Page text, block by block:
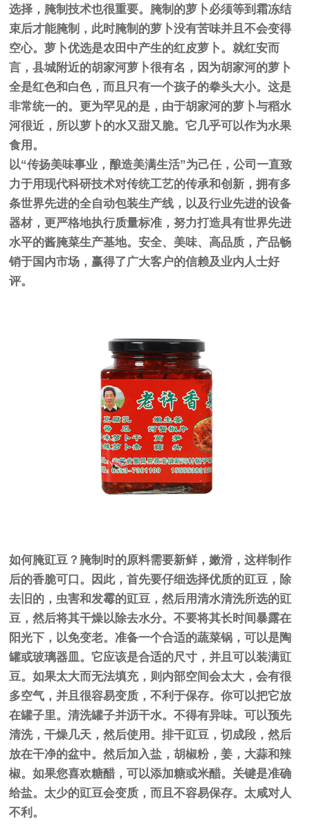
选择，腌制技术也很重要。腌制的萝卜必须等到霜冻结
束后才能腌制，此时腌制的萝卜没有苦味并且不会变得
空心。萝卜优选是农田中产生的红皮萝卜。就红安而
言，县城附近的胡家河萝卜很有名，因为胡家河的萝卜
全是红色和白色，而且只有一个孩子的拳头大小。这是
非常统一的。更为罕见的是，由于胡家河的萝卜与稻水
河很近，所以萝卜的水又甜又脆。它几乎可以作为水果
食用。
以“传扬美味事业，酿造美满生活”为己任，公司一直致
力于用现代科研技术对传统工艺的传承和创新，拥有多
条世界先进的全自动包装生产线，以及行业先进的设备
器材，更严格地执行质量标准，努力打造具有世界先进
水平的酱腌菜生产基地。安全、美味、高品质，产品畅
销于国内市场，赢得了广大客户的信赖及业内人士好
评。
如何腌豇豆？腌制时的原料需要新鲜，嫩滑，这样制作
后的香脆可口。因此，首先要仔细选择优质的豇豆，除
去旧的，虫害和发霉的豇豆，然后用清水清洗所选的豇
豆，然后将其干燥以除去水分。不要将其长时间暴露在
阳光下，以免变老。准备一个合适的蔬菜锅，可以是陶
罐或玻璃器皿。它应该是合适的尺寸，并且可以装满豇
豆。如果太大而无法填充，则内部空间会太大，会有很
多空气，并且很容易变质，不利于保存。你可以把它放
在罐子里。清洗罐子并沥干水。不得有异味。可以预先
清洗，干燥几天，然后使用。排干豇豆，切成段，然后
放在干净的盆中。然后加入盐，胡椒粉，姜，大蒜和辣
椒。如果您喜欢糖醋，可以添加糖或米醋。关键是准确
给盐。太少的豇豆会变质，而且不容易保存。太咸对人
不利。